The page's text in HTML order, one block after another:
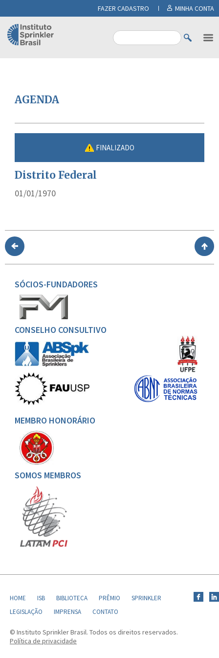
FAZER CADASTRO MINHA CONTA
AGENDA
FINALIZADO
Distrito Federal
01/01/1970
SÓCIOS-FUNDADORES
CONSELHO CONSULTIVO
MEMBRO HONORÁRIO
SOMOS MEMBROS
HOME ISB BIBLIOTECA PRÊMIO
SPRINKLER
LEGISLAÇÃO
IMPRENSA CONTATO
© Instituto Sprinkler Brasil. Todos os direitos reservados.
Política de privacidade